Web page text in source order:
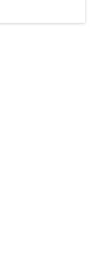
integrativer